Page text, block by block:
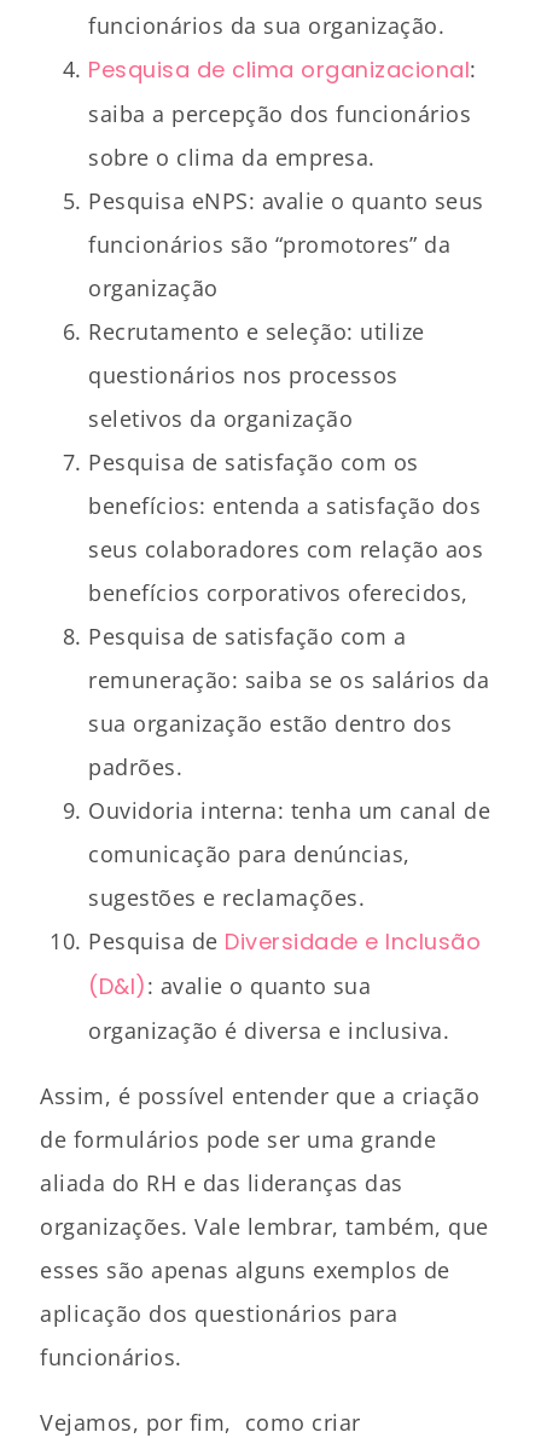
funcionários da sua organização.
Pesquisa de clima organizacional:
saiba a percepção dos funcionários
sobre o clima da empresa.
Pesquisa eNPS: avalie o quanto seus
funcionários são “promotores” da
organização
Recrutamento e seleção: utilize
questionários nos processos
seletivos da organização
Pesquisa de satisfação com os
benefícios: entenda a satisfação dos
seus colaboradores com relação aos
benefícios corporativos oferecidos,
Pesquisa de satisfação com a
remuneração: saiba se os salários da
sua organização estão dentro dos
padrões.
Ouvidoria interna: tenha um canal de
comunicação para denúncias,
sugestões e reclamações.
Pesquisa de Diversidade e Inclusão
(D&I): avalie o quanto sua
organização é diversa e inclusiva.
Assim, é possível entender que a criação
de formulários pode ser uma grande
aliada do RH e das lideranças das
organizações. Vale lembrar, também, que
esses são apenas alguns exemplos de
aplicação dos questionários para
funcionários.
Vejamos, por fim, como criar